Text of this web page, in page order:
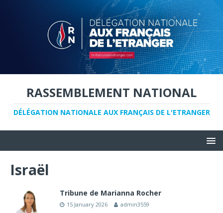
RASSEMBLEMENT NATIONAL
DÉLÉGATION NATIONALE AUX FRANÇAIS DE L'ETRANGER
Israël
Tribune de Marianna Rocher
15 January 2026 admin3559